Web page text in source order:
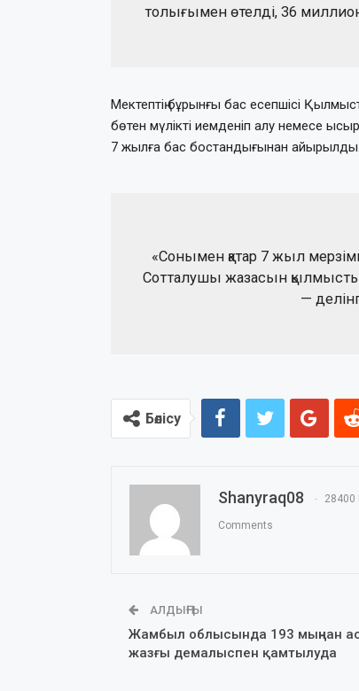
толығымен өтелді, 36
Мектептің бұрынғы бас есепшісі
бөтен мүлікті иемденіп алу немесе
7 жылға бас бостандығынан айырылды.
«Сонымен қатар 7 жыл
Сотталушы жазасын қылмыстық
—
Бөлісу
Shanyraq08 28400
Comments
АЛДЫҢҒЫ
Жамбыл облысында 193 мыңнан
жазғы демалыспен қамтылуда